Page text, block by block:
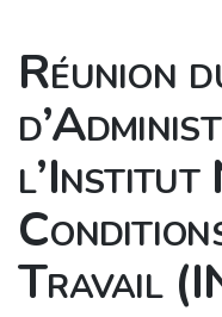
Réunion
l’Institut
Travail